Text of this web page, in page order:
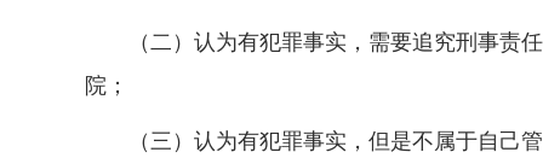
（二）认为有犯罪事实，需要追究刑事责任
院；
（三）认为有犯罪事实，但是不属于自己管